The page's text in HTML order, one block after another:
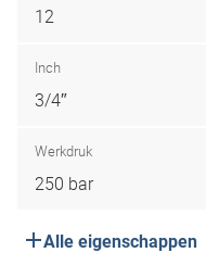
12
Inch
3/4″
Werkdruk
250 bar
Alle eigenschappen